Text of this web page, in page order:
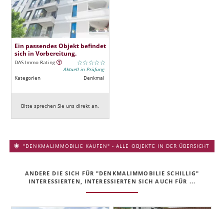
Ein passendes Objekt befindet
sich in Vorbereitung.
DAS Immo Rating
Aktuell in Prüfung
Kategorien
Denkmal
Bitte sprechen Sie uns direkt an.
"DENKMALIMMOBILIE KAUFEN" - ALLE OBJEKTE IN DER ÜBERSICHT
ANDERE DIE SICH FÜR "DENKMALIMMOBILIE SCHILLIG"
INTERESSIERTEN, INTERESSIERTEN SICH AUCH FÜR ...